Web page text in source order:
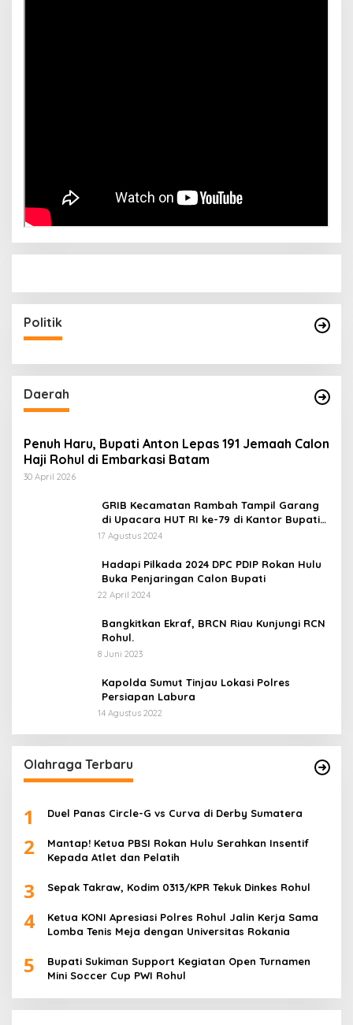
Politik
Daerah
Penuh Haru, Bupati Anton Lepas 191 Jemaah Calon
Haji Rohul di Embarkasi Batam
30 April 2026
GRIB Kecamatan Rambah Tampil Garang
di Upacara HUT RI ke-79 di Kantor Bupati
Rokan Hulu!
17 Agustus 2024
Hadapi Pilkada 2024 DPC PDIP Rokan Hulu
Buka Penjaringan Calon Bupati
22 April 2024
Bangkitkan Ekraf, BRCN Riau Kunjungi RCN
Rohul.
8 Juni 2023
Kapolda Sumut Tinjau Lokasi Polres
Persiapan Labura
14 Agustus 2022
Olahraga Terbaru
1 Duel Panas Circle-G vs Curva di Derby Sumatera
2
Mantap! Ketua PBSI Rokan Hulu Serahkan Insentif
Kepada Atlet dan Pelatih
3 Sepak Takraw, Kodim 0313/KPR Tekuk Dinkes Rohul
4
Ketua KONI Apresiasi Polres Rohul Jalin Kerja Sama
Lomba Tenis Meja dengan Universitas Rokania
5
Bupati Sukiman Support Kegiatan Open Turnamen
Mini Soccer Cup PWI Rohul